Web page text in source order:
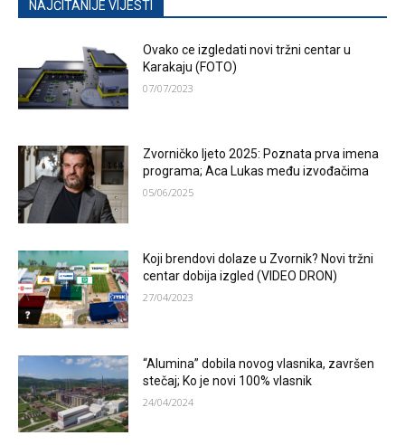
NAJČITANIJE VIJESTI
Ovako ce izgledati novi tržni centar u
Karakaju (FOTO)
07/07/2023
Zvorničko ljeto 2025: Poznata prva imena
programa; Aca Lukas među izvođačima
05/06/2025
Koji brendovi dolaze u Zvornik? Novi tržni
centar dobija izgled (VIDEO DRON)
27/04/2023
“Alumina” dobila novog vlasnika, završen
stečaj; Ko je novi 100% vlasnik
24/04/2024